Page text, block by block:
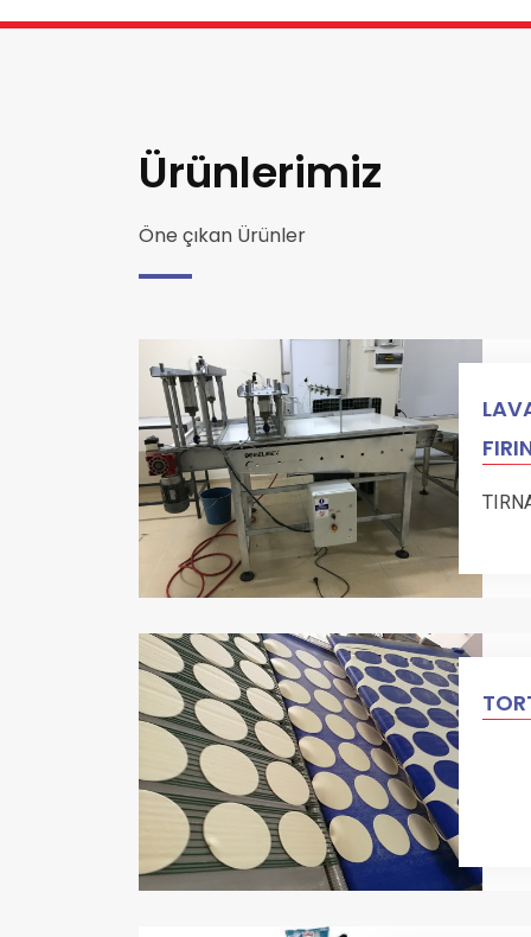
Ürünlerimiz
Öne çıkan Ürünler